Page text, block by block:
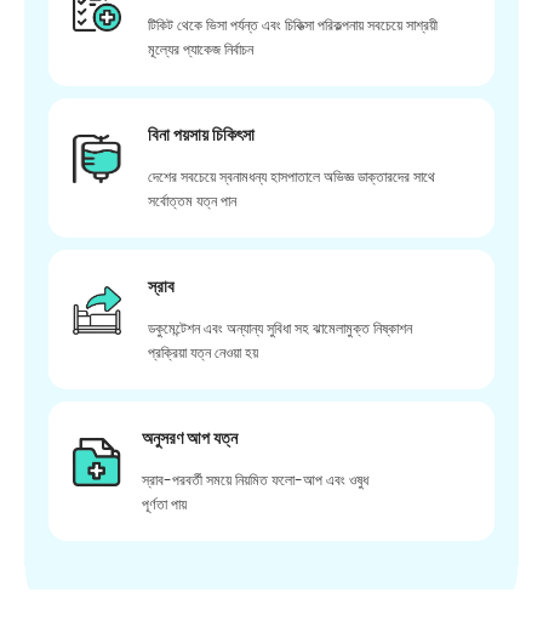
টিকিট থেকে ভিসা পর্যন্ত এবং চিকিত্সা পরিকল্পনায় সবচেয়ে সাশ্রয়ী
মূল্যের প্যাকেজ নির্বাচন
বিনা পয়সায় চিকিৎসা
দেশের সবচেয়ে স্বনামধন্য হাসপাতালে অভিজ্ঞ ডাক্তারদের সাথে
সর্বোত্তম যত্ন পান
স্রাব
ডকুমেন্টেশন এবং অন্যান্য সুবিধা সহ ঝামেলামুক্ত নিষ্কাশন
প্রক্রিয়া যত্ন নেওয়া হয়
অনুসরণ আপ যত্ন
স্রাব-পরবর্তী সময়ে নিয়মিত ফলো-আপ এবং ওষুধ
পূর্ণতা পায়